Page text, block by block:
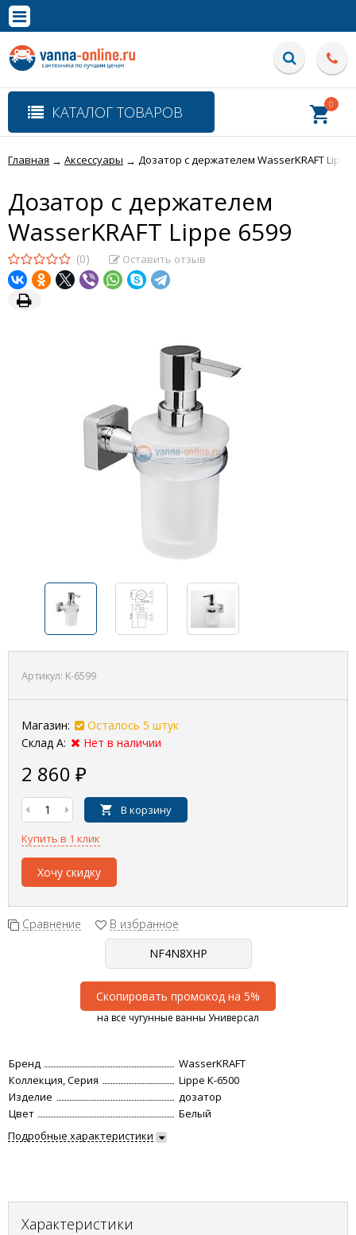
Полная версия сайта
КАТАЛОГ ТОВАРОВ 0
Главная → Аксессуары → Дозатор с держателем WasserKRAFT Lippe
Дозатор с держателем
WasserKRAFT Lippe 6599
(0) Оставить отзыв
Артикул: K-6599
Магазин:
Осталось 5 штук
Склад А:
Нет в наличии
2 860 ₽
В корзину
Купить в 1 клик
Хочу скидку
Сравнение В избранное
Скопировать промокод на 5%
на все чугунные ванны Универсал
Бренд
WasserKRAFT
Коллекция, Серия
Lippe К-6500
Изделие
дозатор
Цвет
Белый
Подробные характеристики
Характеристики